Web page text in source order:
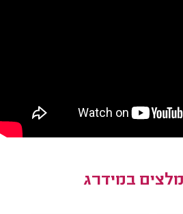
במידרג